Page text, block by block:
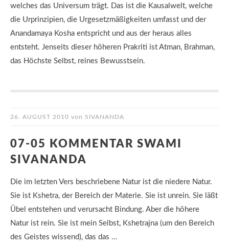
welches das Universum trägt. Das ist die Kausalwelt, welche
die Urprinzipien, die Urgesetzmäßigkeiten umfasst und der
Anandamaya Kosha entspricht und aus der heraus alles
entsteht. Jenseits dieser höheren Prakriti ist Atman, Brahman,
das Höchste Selbst, reines Bewusstsein.
26. AUGUST 2010 von SIVANANDA
07-05 KOMMENTAR SWAMI
SIVANANDA
Die im letzten Vers beschriebene Natur ist die niedere Natur.
Sie ist Kshetra, der Bereich der Materie. Sie ist unrein. Sie läßt
Übel entstehen und verursacht Bindung. Aber die höhere
Natur ist rein. Sie ist mein Selbst, Kshetrajna (um den Bereich
des Geistes wissend), das das …